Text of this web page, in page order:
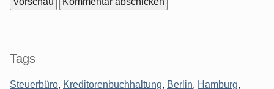
Tags
Steuerbüro, Kreditorenbuchhaltung, Berlin, Hamburg,